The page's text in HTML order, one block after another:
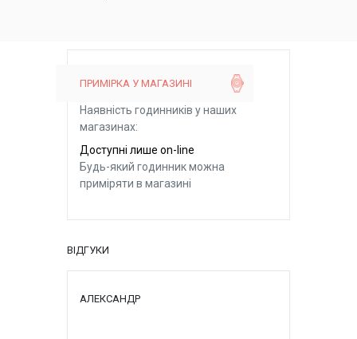
ПРИМІРКА У МАГАЗИНІ
Наявність годинників у наших
магазинах:
Доступні лише on-line
Будь-який годинник можна
приміряти в магазині
ВІДГУКИ
АЛЕКСАНДР